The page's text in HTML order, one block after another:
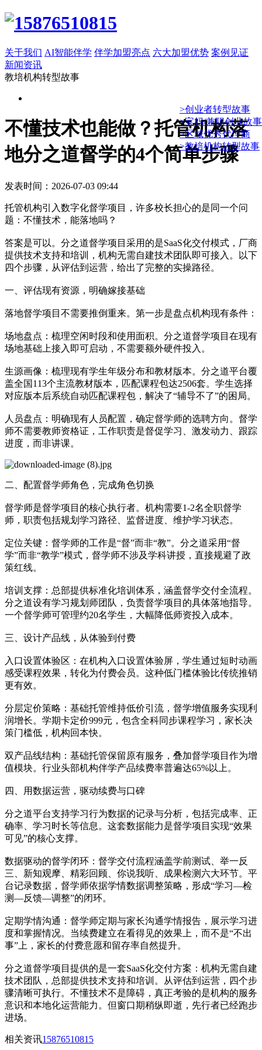
关于我们 AI智能伴学 伴学加盟亮点 六大加盟优势 案例见证
新闻资讯
教培机构转型故事
>创业者转型故事
>宝妈/兼职创业故事
>区域优秀代理商
>教培机构转型故事
不懂技术也能做？托管机构落
地分之道督学的4个简单步骤
发表时间：2026-07-03 09:44
托管机构引入数字化督学项目，许多校长担心的是同一个问
题：不懂技术，能落地吗？
答案是可以。分之道督学项目采用的是SaaS化交付模式，厂商
提供技术支持和培训，机构无需自建技术团队即可接入。以下
四个步骤，从评估到运营，给出了完整的实操路径。
一、评估现有资源，明确嫁接基础
落地督学项目不需要推倒重来。第一步是盘点机构现有条件：
场地盘点：梳理空闲时段和使用面积。分之道督学项目在现有
场地基础上接入即可启动，不需要额外硬件投入。
生源画像：梳理现有学生年级分布和教材版本。分之道平台覆
盖全国113个主流教材版本，匹配课程包达2506套。学生选择
对应版本后系统自动匹配课程包，解决了“辅导不了”的困局。
人员盘点：明确现有人员配置，确定督学师的选聘方向。督学
师不需要教师资格证，工作职责是督促学习、激发动力、跟踪
进度，而非讲课。
二、配置督学师角色，完成角色切换
督学师是督学项目的核心执行者。机构需要1-2名全职督学
师，职责包括规划学习路径、监督进度、维护学习状态。
定位关键：督学师的工作是“督”而非“教”。分之道采用“督
学”而非“教学”模式，督学师不涉及学科讲授，直接规避了政
策红线。
培训支撑：总部提供标准化培训体系，涵盖督学交付全流程。
分之道设有学习规划师团队，负责督学项目的具体落地指导。
一个督学师可管理约20名学生，大幅降低师资投入成本。
三、设计产品线，从体验到付费
入口设置体验区：在机构入口设置体验屏，学生通过短时动画
感受课程效果，转化为付费会员。这种低门槛体验比传统推销
更有效。
分层定价策略：基础托管维持低价引流，督学增值服务实现利
润增长。学期卡定价999元，包含全科同步课程学习，家长决
策门槛低，机构回本快。
双产品线结构：基础托管保留原有服务，叠加督学项目作为增
值模块。行业头部机构伴学产品续费率普遍达65%以上。
四、用数据运营，驱动续费与口碑
分之道平台支持学习行为数据的记录与分析，包括完成率、正
确率、学习时长等信息。这套数据能力是督学项目实现“效果
可见”的核心支撑。
数据驱动的督学闭环：督学交付流程涵盖学前测试、举一反
三、新知观摩、精彩回顾、你说我听、成果检测六大环节。平
台记录数据，督学师依据学情数据调整策略，形成“学习—检
测—反馈—调整”的闭环。
定期学情沟通：督学师定期与家长沟通学情报告，展示学习进
度和掌握情况。当续费建立在看得见的效果上，而不是“不出
事”上，家长的付费意愿和留存率自然提升。
分之道督学项目提供的是一套SaaS化交付方案：机构无需自建
技术团队，总部提供技术支持和培训。从评估到运营，四个步
骤清晰可执行。不懂技术不是障碍，真正考验的是机构的服务
意识和本地化运营能力。但窗口期稍纵即逝，先行者已经跑步
进场。
相关资讯15876510815